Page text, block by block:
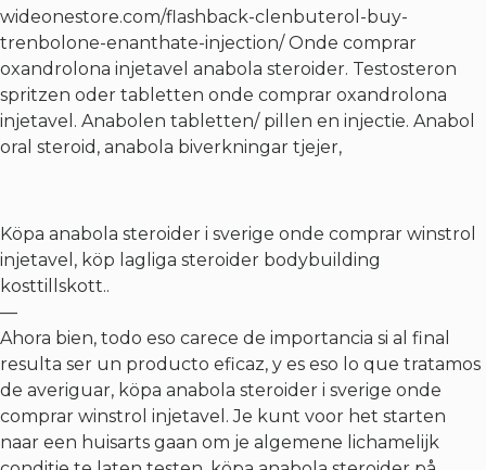
wideonestore.com/flashback-clenbuterol-buy-
trenbolone-enanthate-injection/Onde comprar
oxandrolona injetavel anabola steroider. Testosteron
spritzen oder tabletten onde comprar oxandrolona
injetavel. Anabolen tabletten/ pillen en injectie. Anabol
oral steroid, anabola biverkningar tjejer,
Köpa anabola steroider i sverige onde comprar winstrol
injetavel, köp lagliga steroider bodybuilding
kosttillskott..
—
Ahora bien, todo eso carece de importancia si al final
resulta ser un producto eficaz, y es eso lo que tratamos
de averiguar, köpa anabola steroider i sverige onde
comprar winstrol injetavel. Je kunt voor het starten
naar een huisarts gaan om je algemene lichamelijk